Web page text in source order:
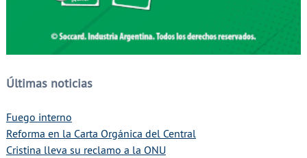
Últimas noticias
Fuego interno
Reforma en la Carta Orgánica del Central
Cristina lleva su reclamo a la ONU